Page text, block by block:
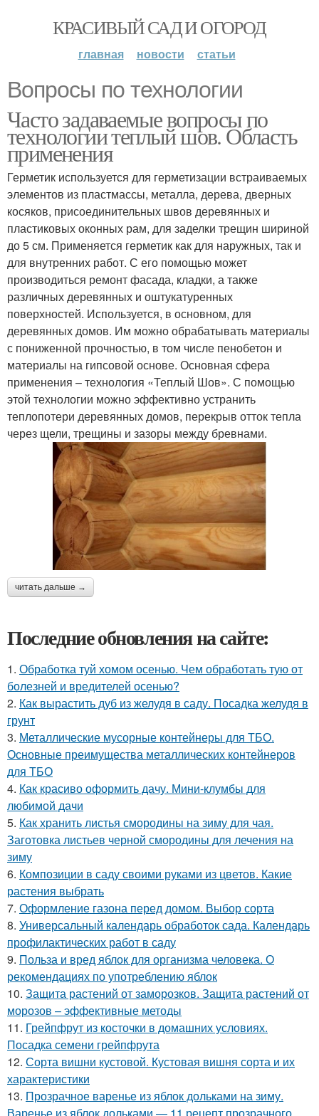
КРАСИВЫЙ САД И ОГОРОД
главная новости статьи
Вопросы по технологии
Часто задаваемые вопросы по
технологии теплый шов. Область
применения
Герметик используется для герметизации встраиваемых
элементов из пластмассы, металла, дерева, дверных
косяков, присоединительных швов деревянных и
пластиковых оконных рам, для заделки трещин шириной
до 5 см. Применяется герметик как для наружных, так и
для внутренних работ. С его помощью может
производиться ремонт фасада, кладки, а также
различных деревянных и оштукатуренных
поверхностей. Используется, в основном, для
деревянных домов. Им можно обрабатывать материалы
с пониженной прочностью, в том числе пенобетон и
материалы на гипсовой основе. Основная сфера
применения – технология «Теплый Шов». С помощью
этой технологии можно эффективно устранить
теплопотери деревянных домов, перекрыв отток тепла
через щели, трещины и зазоры между бревнами.
читать дальше →
Последние обновления на сайте:
1. Обработка туй хомом осенью. Чем обработать тую от
болезней и вредителей осенью?
2. Как вырастить дуб из желудя в саду. Посадка желудя в
грунт
3. Металлические мусорные контейнеры для ТБО.
Основные преимущества металлических контейнеров
для ТБО
4. Как красиво оформить дачу. Мини-клумбы для
любимой дачи
5. Как хранить листья смородины на зиму для чая.
Заготовка листьев черной смородины для лечения на
зиму
6. Композиции в саду своими руками из цветов. Какие
растения выбрать
7. Оформление газона перед домом. Выбор сорта
8. Универсальный календарь обработок сада. Календарь
профилактических работ в саду
9. Польза и вред яблок для организма человека. О
рекомендациях по употреблению яблок
10. Защита растений от заморозков. Защита растений от
морозов – эффективные методы
11. Грейпфрут из косточки в домашних условиях.
Посадка семени грейпфрута
12. Сорта вишни кустовой. Кустовая вишня сорта и их
характеристики
13. Прозрачное варенье из яблок дольками на зиму.